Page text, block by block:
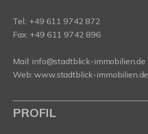
Tel.: +49 611 9742 872
Fax: +49 611 9742 896
Mail: info@stadtblick-immobilien.de
Web:www.stadtblick-immobilien.de
PROFIL